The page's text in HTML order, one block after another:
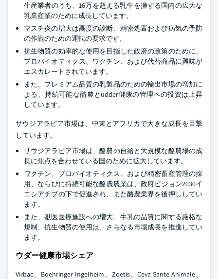
生産業者のうち、16万を超える乳牛を擁する国内の広大な
乳業産業のために成長しています。
マスチ炎の増大は高度の診断、精密処置および病気の予防
の作戦のための運転の要求です。
抗生物質の効率的な使用を目指した政府の政策のために、
プロバイオティクス、ワクチン、および代替商品に興味が
エスカレートされています。
また、プレミアム品質の乳製品のための輸出市場の増加に
よる、持続可能な酪農とudder健康の管理への投資は上昇
しています。
サウジアラビア市場は、中東とアフリカで大きな成長を目撃
しています。
サウジアラビア市場は、酪農の自給と大規模な酪農場の成
長に焦点を合わせている国のために拡大しています。
ワクチン、プロバイオティクス、および精密畜産管理の採
用、ならびに持続可能な酪農農業は、政府ビジョン2030イ
ニシアチブの下で促進され、また酪農業界を後押ししてい
ます。
また、獣医医療施設への増大、牛乳の品質に関する厳格な
規制、抗生物質の使用は、さらなる市場成長を推進してい
ます。
ウダー健康市場シェア
Virbac、Boehringer Ingelheim、Zoetis、Ceva Sante Animale、